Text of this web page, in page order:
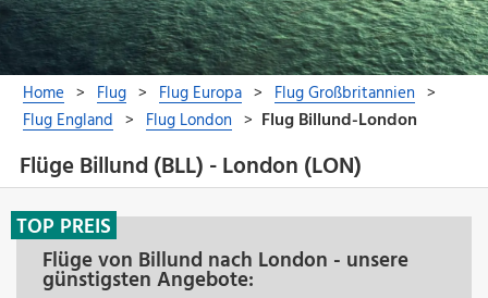
Flüge Billund (BLL) - London (LON)
Flüge von Billund nach London - unsere
günstigsten Angebote:
TOP PREIS